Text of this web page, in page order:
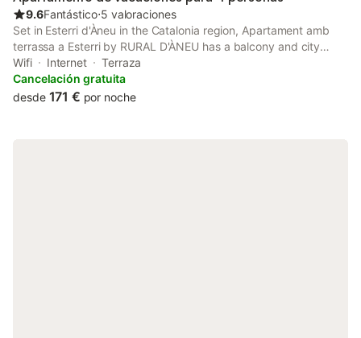
9.6Fantástico⋅5 valoraciones
Set in Esterri d'Àneu in the Catalonia region, Apartament amb
terrassa a Esterri by RURAL D'ÀNEU has a balcony and city
views. Among the facilities at this property are a lift and bicycle
parking, along with free WiFi throughout the property.
Wifi Internet
Terraza
Cancelación gratuita
desde 171 € por noche